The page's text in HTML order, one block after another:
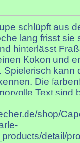
schlüpft aus
lang frisst sie
hinterlässt
Kokon und
Spielerisch kann
Die
Text sind
shop/
detail/